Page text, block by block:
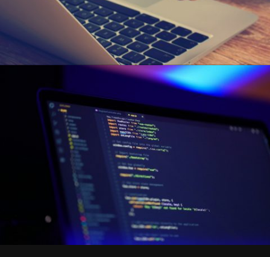
Siti Web
App e Software